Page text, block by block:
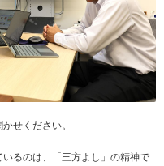
せください。
いるのは、「三方よし」の精神で